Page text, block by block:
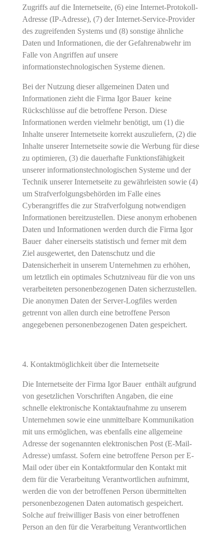
Zugriffs auf die Internetseite, (6) eine Internet-Protokoll-
Adresse (IP-Adresse), (7) der Internet-Service-Provider
des zugreifenden Systems und (8) sonstige ähnliche
Daten und Informationen, die der Gefahrenabwehr im
Falle von Angriffen auf unsere
informationstechnologischen Systeme dienen.
Bei der Nutzung dieser allgemeinen Daten und
Informationen zieht die Firma Igor Bauer keine
Rückschlüsse auf die betroffene Person. Diese
Informationen werden vielmehr benötigt, um (1) die
Inhalte unserer Internetseite korrekt auszuliefern, (2) die
Inhalte unserer Internetseite sowie die Werbung für diese
zu optimieren, (3) die dauerhafte Funktionsfähigkeit
unserer informationstechnologischen Systeme und der
Technik unserer Internetseite zu gewährleisten sowie (4)
um Strafverfolgungsbehörden im Falle eines
Cyberangriffes die zur Strafverfolgung notwendigen
Informationen bereitzustellen. Diese anonym erhobenen
Daten und Informationen werden durch die Firma Igor
Bauer daher einerseits statistisch und ferner mit dem
Ziel ausgewertet, den Datenschutz und die
Datensicherheit in unserem Unternehmen zu erhöhen,
um letztlich ein optimales Schutzniveau für die von uns
verarbeiteten personenbezogenen Daten sicherzustellen.
Die anonymen Daten der Server-Logfiles werden
getrennt von allen durch eine betroffene Person
angegebenen personenbezogenen Daten gespeichert.
Kontaktmöglichkeit über die Internetseite
Die Internetseite der Firma Igor Bauer enthält aufgrund
von gesetzlichen Vorschriften Angaben, die eine
schnelle elektronische Kontaktaufnahme zu unserem
Unternehmen sowie eine unmittelbare Kommunikation
mit uns ermöglichen, was ebenfalls eine allgemeine
Adresse der sogenannten elektronischen Post (E-Mail-
Adresse) umfasst. Sofern eine betroffene Person per E-
Mail oder über ein Kontaktformular den Kontakt mit
dem für die Verarbeitung Verantwortlichen aufnimmt,
werden die von der betroffenen Person übermittelten
personenbezogenen Daten automatisch gespeichert.
Solche auf freiwilliger Basis von einer betroffenen
Person an den für die Verarbeitung Verantwortlichen